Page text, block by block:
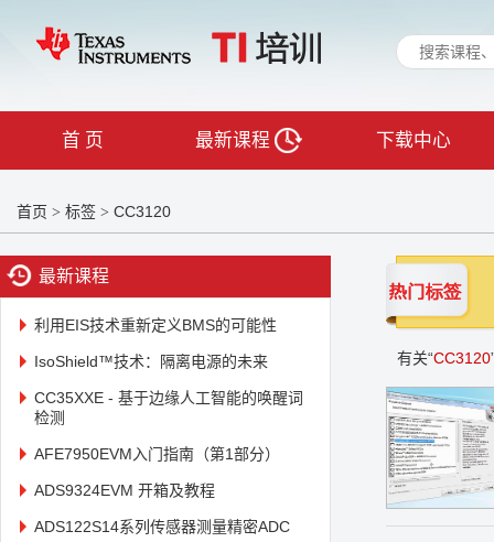
首 页 最新课程 下载中心
首页 > 标签 > CC3120
最新课程
利用EIS技术重新定义BMS的可能性
IsoShield™技术：隔离电源的未来
CC35XXE - 基于边缘人工智能的唤醒词
检测
AFE7950EVM入门指南（第1部分）
ADS9324EVM 开箱及教程
ADS122S14系列传感器测量精密ADC
有关“CC3120